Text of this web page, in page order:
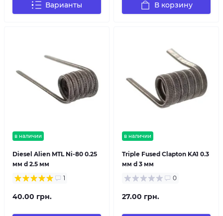
Варианты В корзину
в наличии
Diesel Alien MTL Ni-80 0.25
мм d 2.5 мм
1
40.00 грн.
в наличии
Triple Fused Clapton KA1 0.3
мм d 3 мм
0
27.00 грн.